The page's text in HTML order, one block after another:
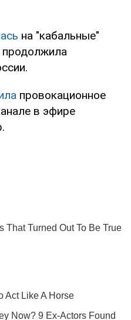
на "кабальные"
продолжила
провокационное
в эфире